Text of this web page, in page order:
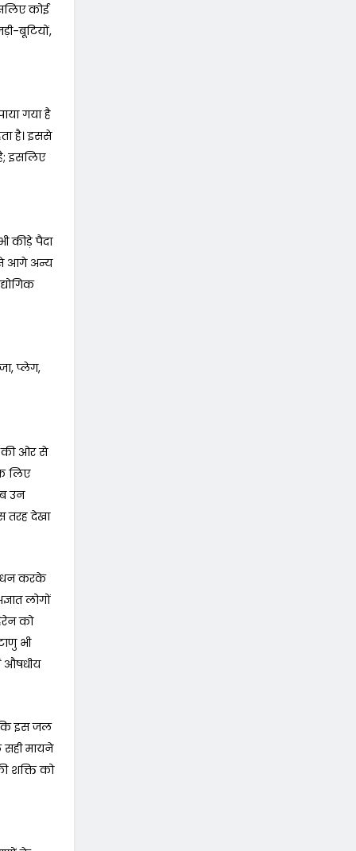
कोई
बूटियों,
गया है
है। इससे
इसलिए
कीड़े पैदा
से आगे अन्य
प्लेग,
की ओर से
लिए
उन
तरह देखा
करके
लोगों
को
भी
औषधीय
इस जल
सही मायने
शक्ति को